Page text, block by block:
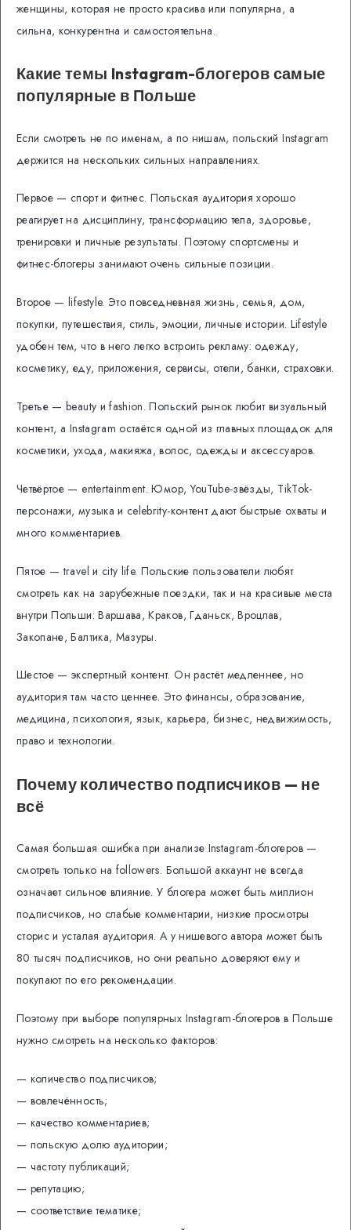
женщины, которая не просто красива или популярна, а
сильна, конкурентна и самостоятельна.
Какие темы Instagram-блогеров самые
популярные в Польше
Если смотреть не по именам, а по нишам, польский Instagram
держится на нескольких сильных направлениях.
Первое — спорт и фитнес. Польская аудитория хорошо
реагирует на дисциплину, трансформацию тела, здоровье,
тренировки и личные результаты. Поэтому спортсмены и
фитнес-блогеры занимают очень сильные позиции.
Второе — lifestyle. Это повседневная жизнь, семья, дом,
покупки, путешествия, стиль, эмоции, личные истории. Lifestyle
удобен тем, что в него легко встроить рекламу: одежду,
косметику, еду, приложения, сервисы, отели, банки, страховки.
Третье — beauty и fashion. Польский рынок любит визуальный
контент, а Instagram остаётся одной из главных площадок для
косметики, ухода, макияжа, волос, одежды и аксессуаров.
Четвёртое — entertainment. Юмор, YouTube-звёзды, TikTok-
персонажи, музыка и celebrity-контент дают быстрые охваты и
много комментариев.
Пятое — travel и city life. Польские пользователи любят
смотреть как на зарубежные поездки, так и на красивые места
внутри Польши: Варшава, Краков, Гданьск, Вроцлав,
Закопане, Балтика, Мазуры.
Шестое — экспертный контент. Он растёт медленнее, но
аудитория там часто ценнее. Это финансы, образование,
медицина, психология, язык, карьера, бизнес, недвижимость,
право и технологии.
Почему количество подписчиков — не
всё
Самая большая ошибка при анализе Instagram-блогеров —
смотреть только на followers. Большой аккаунт не всегда
означает сильное влияние. У блогера может быть миллион
подписчиков, но слабые комментарии, низкие просмотры
сторис и усталая аудитория. А у нишевого автора может быть
80 тысяч подписчиков, но они реально доверяют ему и
покупают по его рекомендации.
Поэтому при выборе популярных Instagram-блогеров в Польше
нужно смотреть на несколько факторов:
— количество подписчиков;
— вовлечённость;
— качество комментариев;
— польскую долю аудитории;
— частоту публикаций;
— репутацию;
— соответствие тематике;